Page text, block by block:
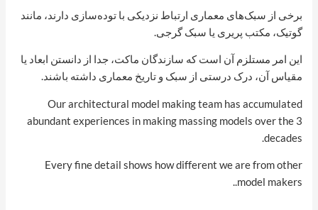
برخی از سبک‌های معماری ارتباط نزدیکی با توده‌سازی دارند، مانند
گوتیک، مکتب پریری یا سبک گرجی.
این امر مستلزم آن است که سازندگان ماکت، جدا از دانستن ابعاد یا
مقیاس آن، درک درستی از سبک و تاریخ معماری داشته باشند.
Our architectural model making team has accumulated
abundant experiences in making massing models over the 3
decades.
Every fine detail shows how different we are from other
model makers..